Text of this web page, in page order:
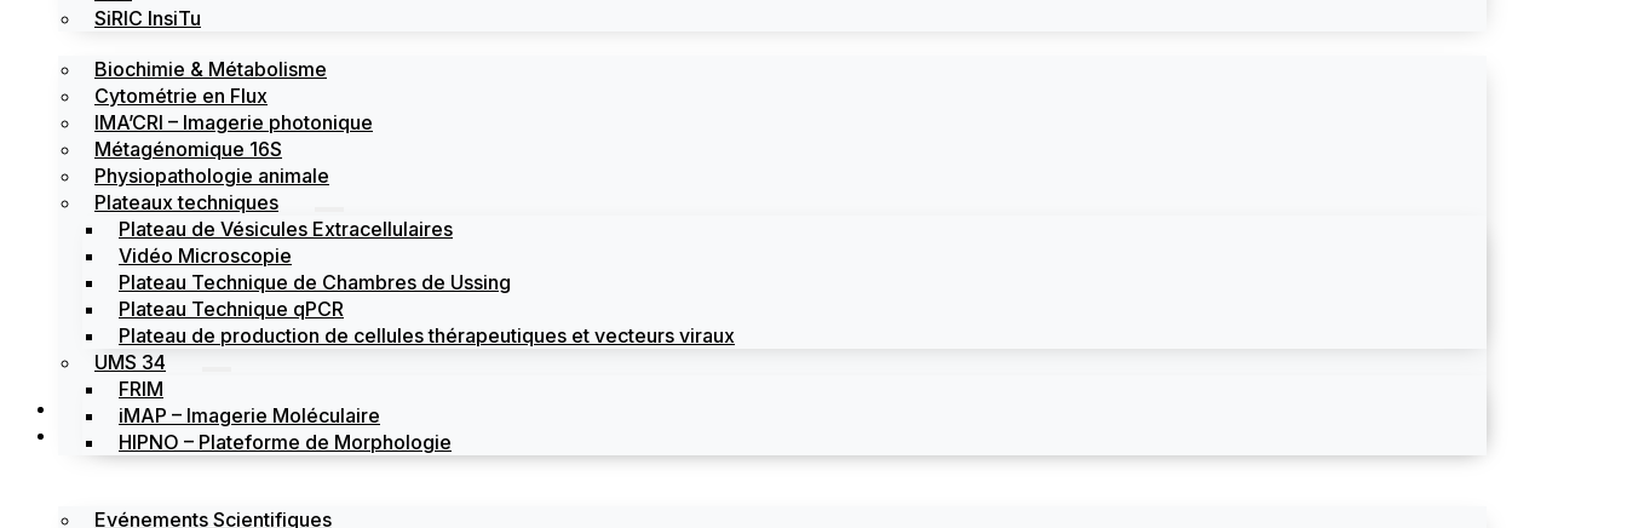
SiRIC InsiTu
Biochimie & Métabolisme
Cytométrie en Flux
IMA’CRI – Imagerie photonique
Métagénomique 16S
Physiopathologie animale
Plateaux techniques
Plateau de Vésicules Extracellulaires
Vidéo Microscopie
Plateau Technique de Chambres de Ussing
Plateau Technique qPCR
Plateau de production de cellules thérapeutiques et vecteurs viraux
UMS 34
FRIM
iMAP – Imagerie Moléculaire
HIPNO – Plateforme de Morphologie
Actualités
Évènements
Evénements Scientifiques